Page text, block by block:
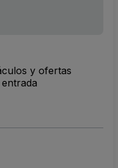
y ofertas